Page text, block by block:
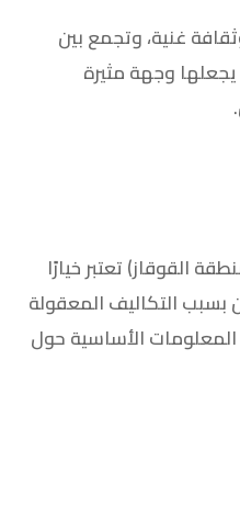
غنية، وتجمع بين
يجعلها وجهة مثيرة
القوقاز) تعتبر خيارًا
بسبب التكاليف المعقولة
الأساسية حول